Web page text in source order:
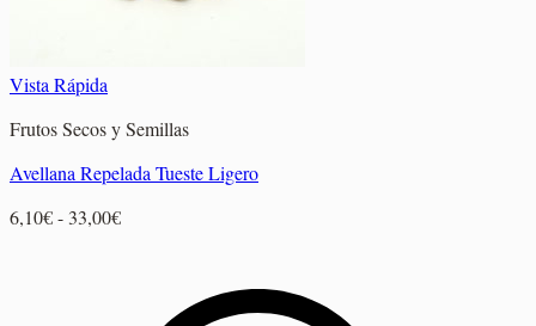
Vista Rápida
Frutos Secos y Semillas
Avellana Repelada Tueste Ligero
6,10€- 33,00€Rango